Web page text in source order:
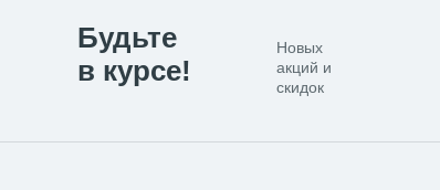
Будьте
в курсе!
Новых
акций и
скидок